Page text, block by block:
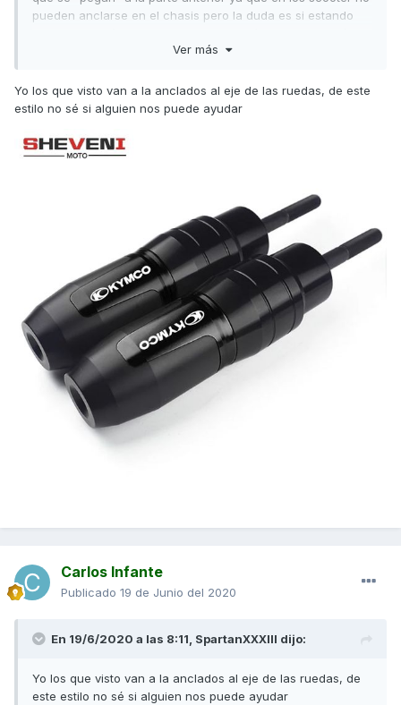
pueden anclarse en el chasis pero la duda es si estando
pueden despegar sin dejar rastros en la pintura. salu2
Ver más
Yo los que visto van a la anclados al eje de las ruedas, de este
estilo no sé si alguien nos puede ayudar
Carlos Infante
Publicado 19 de Junio del 2020
En 19/6/2020 a las 8:11, SpartanXXXIII dijo:
Yo los que visto van a la anclados al eje de las ruedas, de
este estilo no sé si alguien nos puede ayudar